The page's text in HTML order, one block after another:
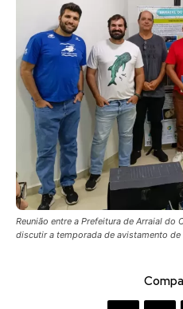
Reunião entre a Prefeitura de Arraial do
discutir a temporada de avistamento